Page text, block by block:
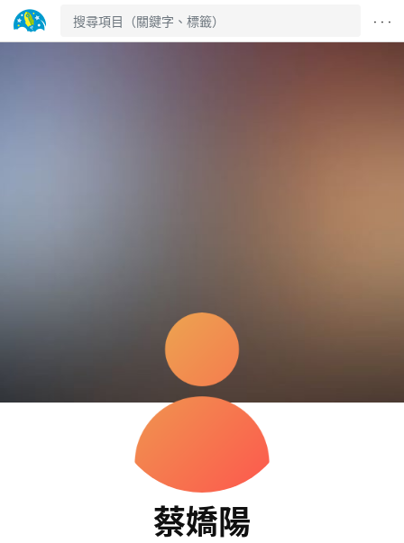
· · ·
蔡嬌陽